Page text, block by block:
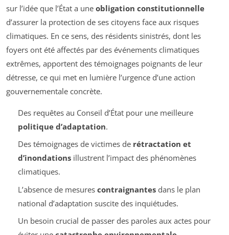
sur l’idée que l’État a une obligation constitutionnelle
d’assurer la protection de ses citoyens face aux risques
climatiques. En ce sens, des résidents sinistrés, dont les
foyers ont été affectés par des événements climatiques
extrêmes, apportent des témoignages poignants de leur
détresse, ce qui met en lumière l’urgence d’une action
gouvernementale concrète.
Des requêtes au Conseil d’État pour une meilleure
politique d’adaptation.
Des témoignages de victimes de rétractation et
d’inondationsillustrent l’impact des phénomènes
climatiques.
L’absence de mesures contraignantesdans le plan
national d’adaptation suscite des inquiétudes.
Un besoin crucial de passer des paroles aux actes pour